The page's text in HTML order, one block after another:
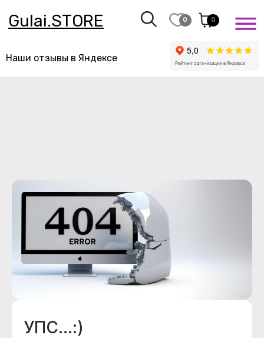
0
Gulai.STORE
Наши отзывы в Яндексе
УПС...:)